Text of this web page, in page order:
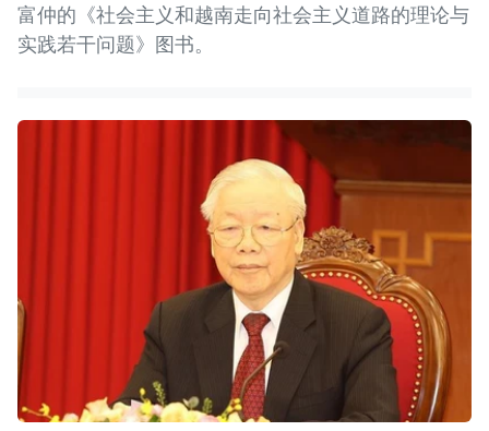
富仲的《社会主义和越南走向社会主义道路的理论与
实践若干问题》图书。